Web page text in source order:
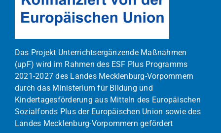
Das Projekt Unterrichtsergänzende Maßnahmen
(upF) wird im Rahmen des ESF Plus Programms
2021-2027 des Landes Mecklenburg-Vorpommern
durch das Ministerium für Bildung und
Kindertagesförderung aus Mitteln des Europäischen
Sozialfonds Plus der Europäischen Union sowie des
Landes Mecklenburg-Vorpommern gefördert